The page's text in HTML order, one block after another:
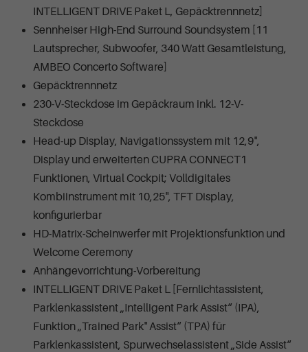
INTELLIGENT DRIVE Paket L, Gepäcktrennnetz]
Sennheiser High-End Surround Soundsystem [11
Lautsprecher, Subwoofer, 340 Watt Gesamtleistung,
AMBEO Concerto Software]
Gepäcktrennnetz
230-V-Steckdose im Gepäckraum inkl. 12-V-
Steckdose
Head-up Display, Navigationssystem mit 12,9",
Display und erweiterten CUPRA CONNECT1
Funktionen, Virtual Cockpit; Volldigitales
Kombiinstrument mit 10,25", TFT Display,
konfigurierbar
HD-Matrix-Scheinwerfer mit Projektionsfunktion und
Welcome Ceremony
Anhängevorrichtung-Vorbereitung
INTELLIGENT DRIVE Paket L [Fernlichtassistent,
Parklenkassistent „Intelligent Park Assist“ (IPA),
Funktion „Trained Park" Assist“ (TPA) für
Parklenkassistent, Spurwechselassistent „Side Assist“